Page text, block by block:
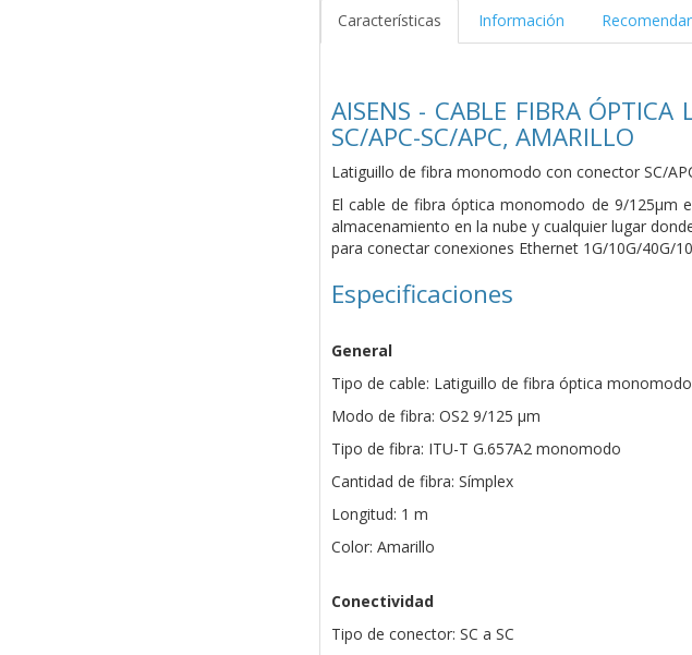
Características Información
AISENS - CABLE FIBRA
SC/APC-SC/APC, AMARILLO
Latiguillo de fibra monomodo con conector SC/
El cable de fibra óptica monomodo de 9/125µm
almacenamiento en la nube y cualquier lugar
para conectar conexiones Ethernet 1G/10G/40G/
Especificaciones
General
Tipo de cable: Latiguillo de fibra óptica monomodo
Modo de fibra: OS2 9/125 µm
Tipo de fibra: ITU-T G.657A2 monomodo
Cantidad de fibra: Símplex
Longitud: 1 m
Color: Amarillo
Conectividad
Tipo de conector: SC a SC